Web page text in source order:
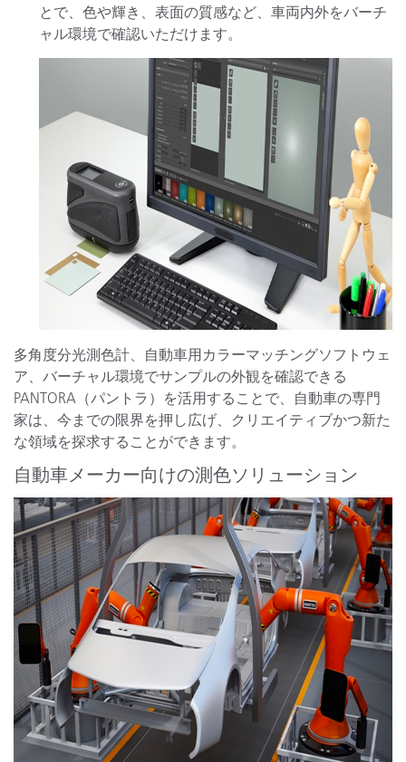
とで、色や輝き、表面の質感など、車両内外をバーチ
ャル環境で確認いただけます。
多角度分光測色計、自動車用カラーマッチングソフトウェ
ア、バーチャル環境でサンプルの外観を確認できる
PANTORA（パントラ）を活用することで、自動車の専門
家は、今までの限界を押し広げ、クリエイティブかつ新た
な領域を探求することができます。
自動車メーカー向けの測色ソリューション